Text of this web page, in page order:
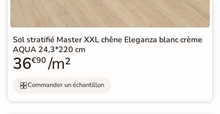
Sol stratifié Master XXL chêne Eleganza blanc crème
AQUA 24,3*220 cm
36€90 /m²
Commander un échantillon